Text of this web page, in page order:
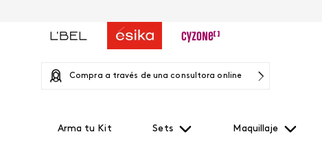
Compra a través de una consultora online
Arma tu Kit Sets Maquillaje